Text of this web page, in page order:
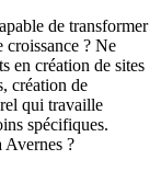
de transformer
croissance ? Ne
en création de sites
création de
qui travaille
spécifiques.
?